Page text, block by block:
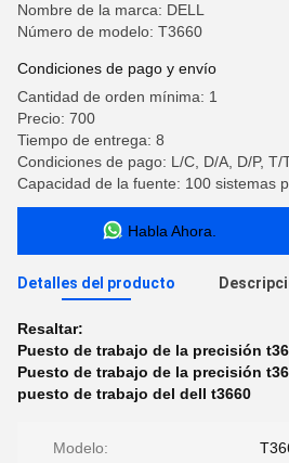
Nombre de la marca: DELL
Número de modelo: T3660
Condiciones de pago y envío
Cantidad de orden mínima: 1
Precio: 700
Tiempo de entrega: 8
Condiciones de pago: L/C, D/A, D/P, T/
Capacidad de la fuente: 100 sistemas
Habla Ahora.
Detalles del producto
Resaltar:
Puesto de trabajo de la precisión
Puesto de trabajo de la precisión
puesto de trabajo del dell t3660
Modelo: